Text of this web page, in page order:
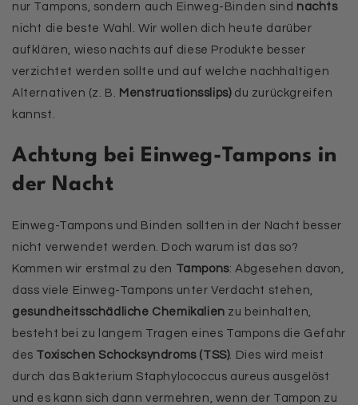
nur Tampons, sondern auch Einweg-Binden sind nachts
nicht die beste Wahl. Wir wollen dich heute darüber
aufklären, wieso nachts auf diese Produkte besser
verzichtet werden sollte und auf welche nachhaltigen
Alternativen (z. B. Menstruationsslips)du zurückgreifen
kannst.
Achtung bei Einweg-Tampons in
der Nacht
Einweg-Tampons und Binden sollten in der Nacht besser
nicht verwendet werden. Doch warum ist das so?
Kommen wir erstmal zu den Tampons: Abgesehen davon,
dass viele Einweg-Tampons unter Verdacht stehen,
gesundheitsschädliche Chemikalien zu beinhalten,
besteht bei zu langem Tragen eines Tampons die Gefahr
des Toxischen Schocksyndroms (TSS). Dies wird meist
durch das Bakterium Staphylococcus aureus ausgelöst
und es kann sich dann vermehren, wenn der Tampon zu